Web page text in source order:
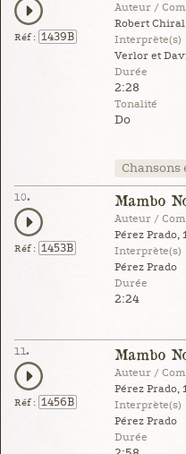
Réf : 1439B
Auteur /
Robert
Interprète(s)
Verlor et
Durée
2:28
Tonalité
Do
10.
Réf : 1453B
Mambo
Auteur /
Pérez Prado,
Interprète(s)
Pérez Prado
Durée
2:24
11.
Réf : 1456B
Mambo
Auteur /
Pérez Prado,
Interprète(s)
Pérez Prado
Durée